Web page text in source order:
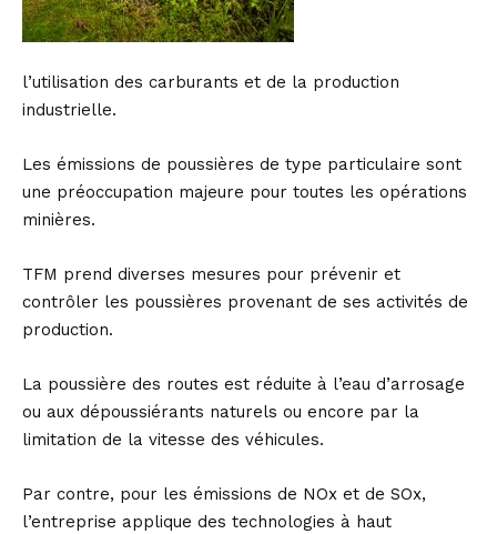
l’utilisation des carburants et de la production
industrielle.
Les émissions de poussières de type particulaire sont
une préoccupation majeure pour toutes les opérations
minières.
TFM prend diverses mesures pour prévenir et
contrôler les poussières provenant de ses activités de
production.
La poussière des routes est réduite à l’eau d’arrosage
ou aux dépoussiérants naturels ou encore par la
limitation de la vitesse des véhicules.
Par contre, pour les émissions de NOx et de SOx,
l’entreprise applique des technologies à haut